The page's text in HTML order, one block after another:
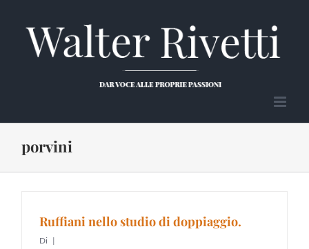
contenuto
porvini
Ruffiani nello studio di doppiaggio.
Di |